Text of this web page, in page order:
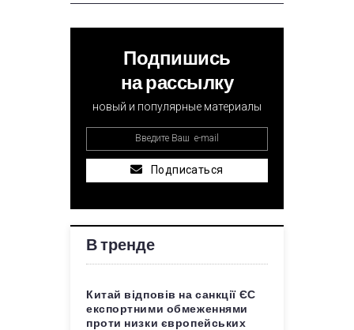
Подпишись
на рассылку
новый и популярные материалы
Подписаться
В тренде
Китай відповів на санкції ЄС
експортними обмеженнями
проти низки європейських